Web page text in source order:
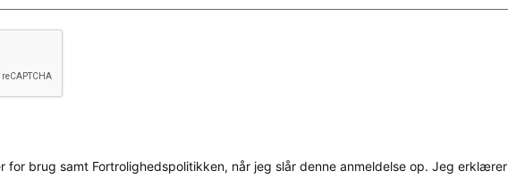
brug samt Fortrolighedspolitikken, når jeg slår denne anmeldelse op. Jeg erklærer